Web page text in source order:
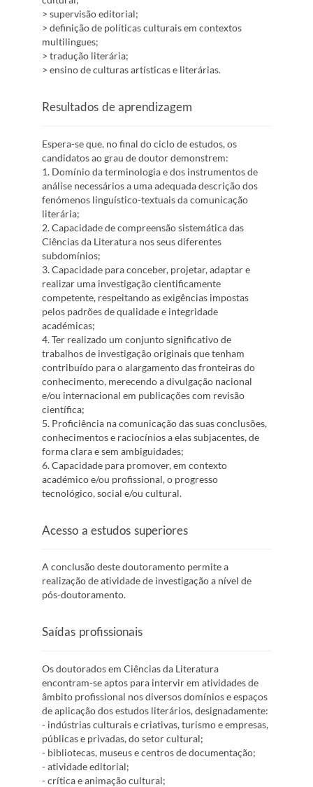
> supervisão editorial;
> definição de políticas culturais em contextos
multilingues;
> tradução literária;
> ensino de culturas artísticas e literárias.
Resultados de aprendizagem
Espera-se que, no final do ciclo de estudos, os
candidatos ao grau de doutor demonstrem:
1. Domínio da terminologia e dos instrumentos de
análise necessários a uma adequada descrição dos
fenómenos linguístico-textuais da comunicação
literária;
2. Capacidade de compreensão sistemática das
Ciências da Literatura nos seus diferentes
subdomínios;
3. Capacidade para conceber, projetar, adaptar e
realizar uma investigação cientificamente
competente, respeitando as exigências impostas
pelos padrões de qualidade e integridade
académicas;
4. Ter realizado um conjunto significativo de
trabalhos de investigação originais que tenham
contribuído para o alargamento das fronteiras do
conhecimento, merecendo a divulgação nacional
e/ou internacional em publicações com revisão
científica;
5. Proficiência na comunicação das suas conclusões,
conhecimentos e raciocínios a elas subjacentes, de
forma clara e sem ambiguidades;
6. Capacidade para promover, em contexto
académico e/ou profissional, o progresso
tecnológico, social e/ou cultural.
Acesso a estudos superiores
A conclusão deste doutoramento permite a
realização de atividade de investigação a nível de
pós-doutoramento.
Saídas profissionais
Os doutorados em Ciências da Literatura
encontram-se aptos para intervir em atividades de
âmbito profissional nos diversos domínios e espaços
de aplicação dos estudos literários, designadamente:
- indústrias culturais e criativas, turismo e empresas,
públicas e privadas, do setor cultural;
- bibliotecas, museus e centros de documentação;
- atividade editorial;
- crítica e animação cultural;